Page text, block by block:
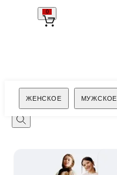
0
ЖЕНСКОЕ МУЖСКОЕ
Поиск